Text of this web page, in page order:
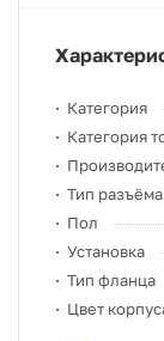
Категория
Категория
Тип разъёма
Пол
Установка
Тип фланца
Цвет